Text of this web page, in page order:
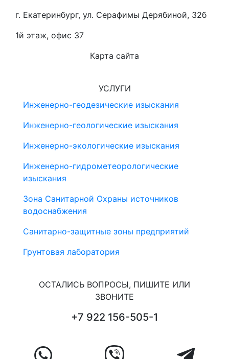
г. Екатеринбург, ул. Серафимы Дерябиной, 32б
1й этаж, офис 37
Карта сайта
УСЛУГИ
Инженерно-геодезические изыскания
Инженерно-геологические изыскания
Инженерно-экологические изыскания
Инженерно-гидрометеорологические
изыскания
Зона Санитарной Охраны источников
водоснабжения
Санитарно-защитные зоны предприятий
Грунтовая лаборатория
ОСТАЛИСЬ ВОПРОСЫ, ПИШИТЕ ИЛИ
ЗВОНИТЕ
+7 922 156-505-1